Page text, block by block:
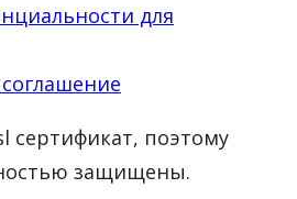
для
сертификат, поэтому
защищены.